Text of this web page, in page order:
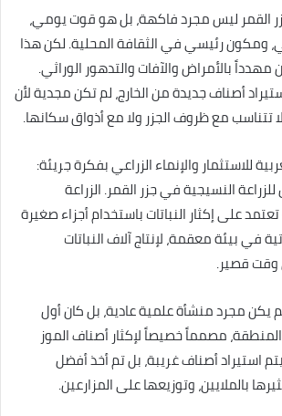
القمر ليس مجرد فاكهة، بل هو قوت يومي،
ومكون رئيسي في الثقافة المحلية. لكن هذا
بالأمراض والآفات والتدهور الوراثي.
أصناف جديدة من الخارج، لم تكن مجدية لأن
تتناسب مع ظروف الجزر ولا مع أذواق سكانها.
للاستثمار والإنماء الزراعي بفكرة جريئة:
النسيجية في جزر القمر. الزراعة
على إكثار النباتات باستخدام أجزاء صغيرة
في بيئة معقمة، لإنتاج آلاف النباتات
وقت قصير.
يكن مجرد منشأة علمية عادية، بل كان أول
مصمماً خصيصاً لإكثار أصناف الموز
استيراد أصناف غريبة، بل تم أخذ أفضل
بالملايين، وتوزيعها على المزارعين.